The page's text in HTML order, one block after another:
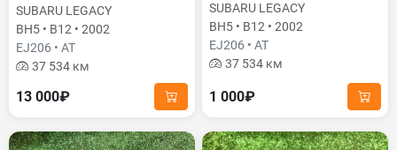
SUBARU LEGACY
BH5 • B12 • 2002
EJ206 • AT
37 534 км
13 000₽
SUBARU LEGACY
BH5 • B12 • 2002
EJ206 • AT
37 534 км
1 000₽